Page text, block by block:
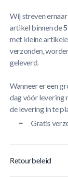
Wij streven
artikel binnen de
met kleine
verzonden,
geleverd.
Wanneer er een
dag vóór levering
de levering in te
Gratis
Retourbeleid